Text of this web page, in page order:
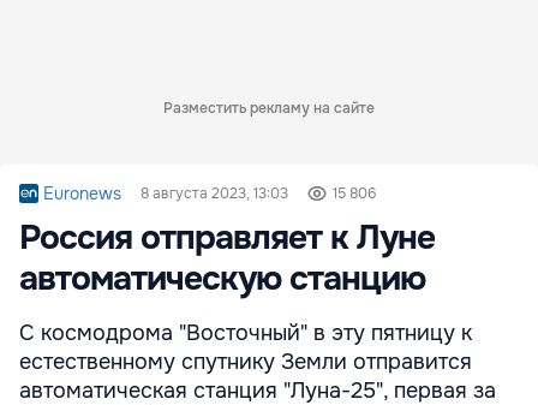
Разместить рекламу на сайте
Euronews 8 августа 2023, 13:03 15 806
Россия отправляет к Луне
автоматическую станцию
С космодрома "Восточный" в эту пятницу к
естественному спутнику Земли отправится
автоматическая станция "Луна-25", первая за